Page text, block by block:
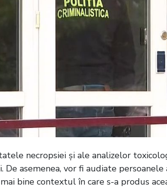
necropsiei și ale analizelor
De asemenea, vor fi audiate
bine contextul în care s-a produs